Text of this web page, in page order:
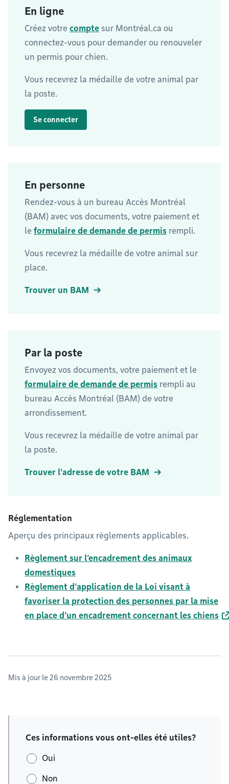
En ligne
Créez votre compte sur Montréal.ca ou
connectez-vous pour demander ou renouveler
un permis pour chien.
Vous recevrez la médaille de votre animal par
la poste.
Se connecter
En personne
Rendez-vous à un bureau Accès Montréal
(BAM) avec vos documents, votre paiement et
le formulaire de demande de permis rempli.
Vous recevrez la médaille de votre animal sur
place.
Trouver un BAM
Par la poste
Envoyez vos documents, votre paiement et le
formulaire de demande de permis rempli au
bureau Accès Montréal (BAM) de votre
arrondissement.
Vous recevrez la médaille de votre animal par
la poste.
Trouver l'adresse de votre BAM
Réglementation
Aperçu des principaux règlements applicables.
Règlement sur l’encadrement des animaux
domestiques
Règlement d’application de la Loi visant à
favoriser la protection des personnes par la mise
en place d’un encadrement concernant les chiens
Mis à jour le 26 novembre 2025
Ces informations vous ont-elles été utiles?
Oui
Non